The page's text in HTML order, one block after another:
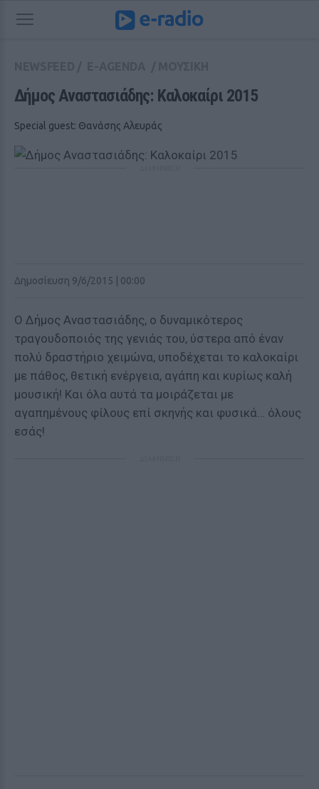
Δήμος Αναστασιάδης: Καλοκαίρι 2015
Special guest: Θανάσης Αλευράς
Δημοσίευση 9/6/2015 | 00:00
Ο Δήμος Αναστασιάδης, ο δυναμικότερος
τραγουδοποιός της γενιάς του, ύστερα από έναν
πολύ δραστήριο χειμώνα, υποδέχεται το καλοκαίρι
με πάθος, θετική ενέργεια, αγάπη και κυρίως καλή
μουσική! Και όλα αυτά τα μοιράζεται με
αγαπημένους φίλους επί σκηνής και φυσικά… όλους
εσάς!